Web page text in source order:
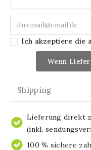
Ich akzeptiere die
Wenn
Shipping
Lieferung direkt
(inkl.
100 % sichere